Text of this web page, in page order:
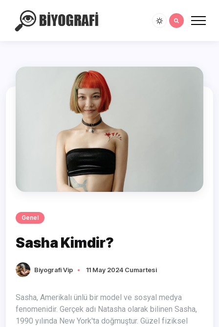
Genel
Sasha Kimdir?
Biyografi Vip 11 May 2024 Cumartesi
Sasha, Amerikalı ünlü bir model ve sosyal medya
fenomenidir. Gerçek adı Natasha olarak bilinen Sasha,
1990 yılında New York'ta doğmuştur. Güzel fiziksel